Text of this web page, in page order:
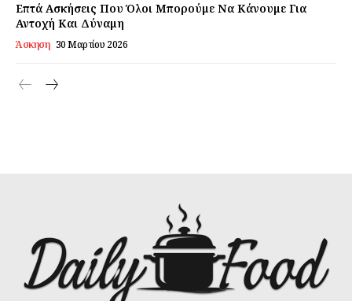
Επτά Ασκήσεις Που Όλοι Μπορούμε Να Κάνουμε Για
Αντοχή Και Δύναμη
Άσκηση 30 Μαρτίου 2026